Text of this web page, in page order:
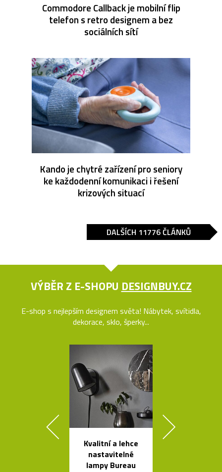
Commodore Callback je mobilní flip
telefon s retro designem a bez
sociálních sítí
Kando je chytré zařízení pro seniory
ke každodenní komunikaci i řešení
krizových situací
DALŠÍCH 11776 ČLÁNKŮ
VÝBĚR Z E-SHOPU DESIGNBUY.CZ
E-shop s nejlepším designem světa! Nábytek, svítidla,
dekorace, sklo, šperky...
Kvalitní a lehce
nastavitelné
lampy Bureau